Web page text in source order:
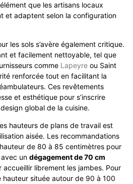
que les artisans locaux
et adaptent selon la configuration
les sols s’avère également critique.
et facilement nettoyable, tel que
comme Lapeyre ou Saint
renforcée tout en facilitant la
Ces revêtements
et esthétique pour s’inscrire
global de la cuisine.
hauteurs de plans de travail est
aisée. Les recommandations
de 80 à 85 centimètres pour
un dégagement de 70 cm
accueillir librement les jambes. Pour
hauteur située autour de 90 à 100